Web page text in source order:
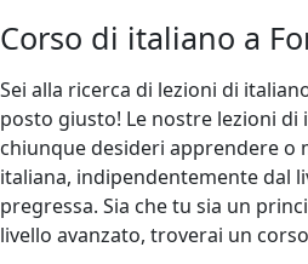
Corso di italiano a
Sei alla ricerca di lezioni di
posto giusto! Le nostre lezioni di
chiunque desideri apprendere o
italiana, indipendentemente dal
pregressa. Sia che tu sia un
livello avanzato, troverai un